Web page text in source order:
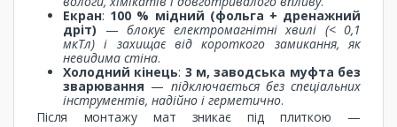
Екран: 100 % мідний (фольга + дренажний
дріт) — блокує електромагнітні хвилі (< 0,1
мкТл) і захищає від короткого замикання, як
невидима стіна.
Холодний кінець: 3 м, заводська муфта без
зварювання — підключається без спеціальних
інструментів, надійно і герметично.
Після монтажу мат зникає під плиткою —